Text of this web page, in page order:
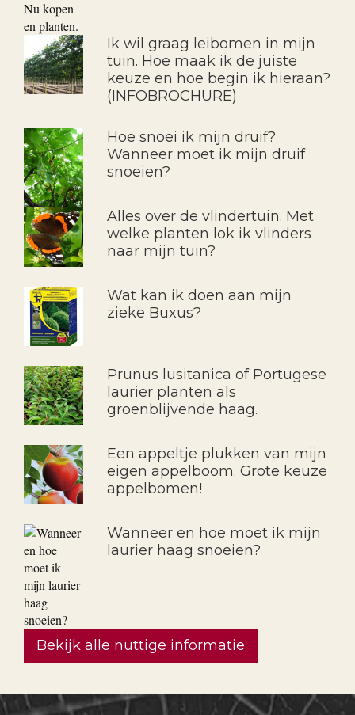
Ik wil graag leibomen in mijn
tuin. Hoe maak ik de juiste
keuze en hoe begin ik hieraan?
(INFOBROCHURE)
Hoe snoei ik mijn druif?
Wanneer moet ik mijn druif
snoeien?
Alles over de vlindertuin. Met
welke planten lok ik vlinders
naar mijn tuin?
Wat kan ik doen aan mijn
zieke Buxus?
Prunus lusitanica of Portugese
laurier planten als
groenblijvende haag.
Een appeltje plukken van mijn
eigen appelboom. Grote keuze
appelbomen!
Wanneer en hoe moet ik mijn
laurier haag snoeien?
Bekijk alle nuttige informatie